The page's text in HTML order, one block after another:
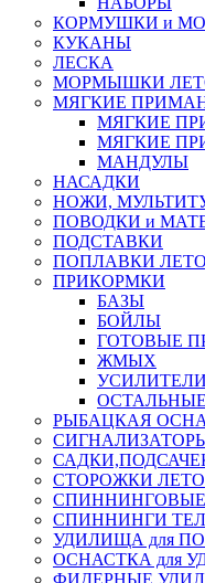
КОРМУШКИ и
КУКАНЫ
ЛЕСКА
МОРМЫШКИ
МЯГКИЕ
МЯГКИЕ
МЯГКИЕ
МАНДУЛЫ
НАСАДКИ
НОЖИ,
ПОВОДКИ и
ПОДСТАВКИ
ПОПЛАВКИ ЛЕТО
ПРИКОРМКИ
БАЗЫ
БОЙЛЫ
ГОТОВЫЕ
ЖМЫХ
УСИЛИТЕЛИ
ОСТАЛЬНЫЕ
РЫБАЦКАЯ
СТОРОЖКИ ЛЕТО
СПИННИНГИ
УДИЛИЩА для
ОСНАСТКА для
ФИДЕРНЫЕ